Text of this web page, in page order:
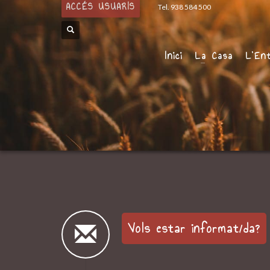
ACCÉS USUARIS Tel. 938 584 500
Inici La Casa
Vols estar informat/da?